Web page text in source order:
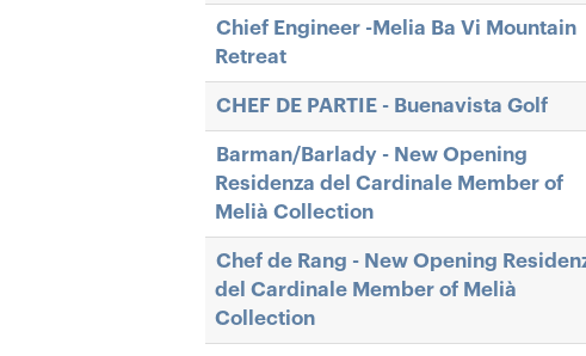
Chief Engineer -Melia Ba Vi Mountain
Retreat
CHEF DE PARTIE - Buenavista Golf
Barman/Barlady - New Opening
Residenza del Cardinale Member of
Melià Collection
Chef de Rang - New Opening
del Cardinale Member of Melià
Collection